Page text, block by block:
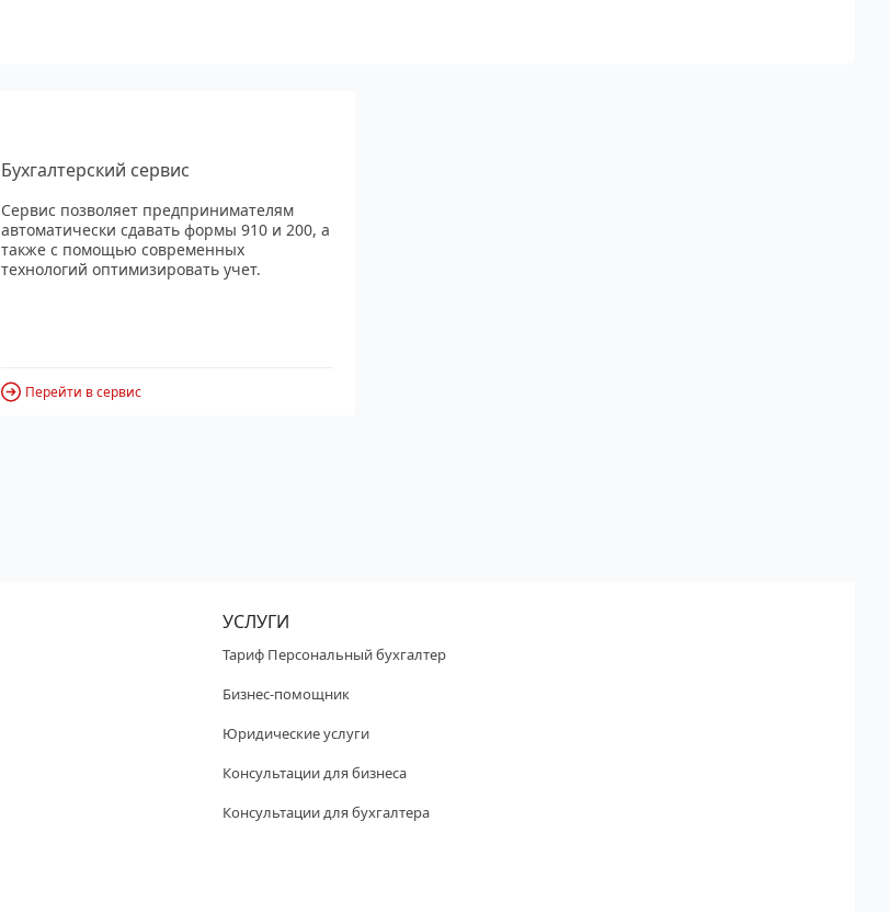
Бухгалтерский сервис
Сервис позволяет предпринимателям
автоматически сдавать формы 910 и 200, а
также с помощью современных
технологий оптимизировать учет.
Перейти в сервис
УСЛУГИ
Тариф Персональный бухгалтер
Бизнес-помощник
Юридические услуги
Консультации для бизнеса
Консультации для бухгалтера